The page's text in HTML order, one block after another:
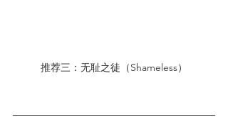
推荐三：无耻之徒（Shameless）